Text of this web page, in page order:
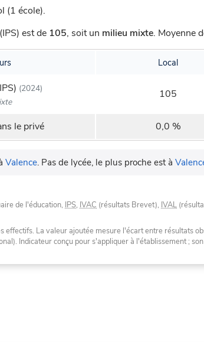
(1 école).
est de 105, soit un milieu mixte. Moyenne
Local
(2024)
105
le privé 0,0 %
Valence. Pas de lycée, le plus proche est à
de l'éducation, IPS, IVAC (résultats Brevet), IVAL
effectifs. La valeur ajoutée mesure l'écart entre résultats
Indicateur conçu pour s'appliquer à l'établissement ;